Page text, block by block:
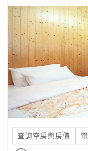
查詢空房與房價